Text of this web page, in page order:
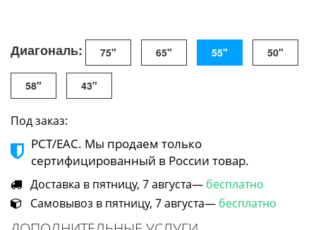
Диагональ: 75" 65" 55" 50"
58" 43"
Под заказ:
РСТ/ЕАС. Мы продаем только
сертифицированный в России товар.
Доставка в пятницу, 7 августа— бесплатно
Самовывоз в пятницу, 7 августа— бесплатно